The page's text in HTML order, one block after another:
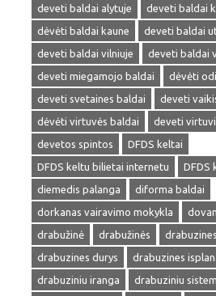
deveti baldai alytuje
deveti baldai
dėvėti baldai kaune
deveti baldai
deveti baldai vilniuje
deveti baldai
deveti miegamojo baldai
dėvėti
deveti svetaines baldai
deveti
dėvėti virtuvės baldai
deveti
devetos spintos
DFDS keltai
DFDS keltu bilietai internetu
DFDS
diemedis palanga
diforma baldai
dorkanas vairavimo mokykla
drabužinė
drabužinės
drabuzines durys
drabuzines
drabuziniu iranga
drabuziniu